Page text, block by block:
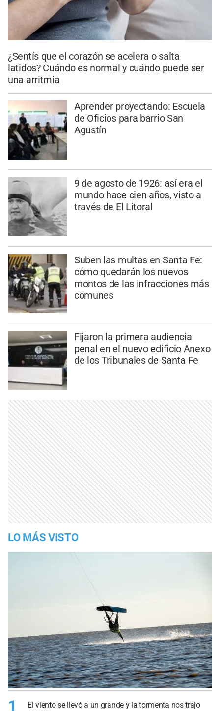
¿Sentís que el corazón se acelera o salta
latidos? Cuándo es normal y cuándo puede ser
una arritmia
Aprender proyectando: Escuela
de Oficios para barrio San
Agustín
9 de agosto de 1926: así era el
mundo hace cien años, visto a
través de El Litoral
Suben las multas en Santa Fe:
cómo quedarán los nuevos
montos de las infracciones más
comunes
Fijaron la primera audiencia
penal en el nuevo edificio Anexo
de los Tribunales de Santa Fe
LO MÁS VISTO
1
El viento se llevó a un grande y la tormenta nos trajo